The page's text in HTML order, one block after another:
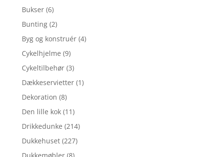
Bukser (6)
Bunting (2)
Byg og konstruér (4)
Cykelhjelme (9)
Cykeltilbehør (3)
Dækkeservietter (1)
Dekoration (8)
Den lille kok (11)
Drikkedunke (214)
Dukkehuset (227)